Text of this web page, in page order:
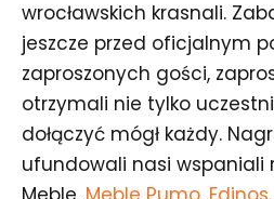
wrocławskich krasnali.
jeszcze przed oficjalnym
zaproszonych gości,
otrzymali nie tylko
dołączyć mógł każdy.
ufundowali nasi wspaniali